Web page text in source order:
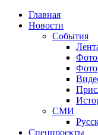
Главная
Новости
События
СМИ
Спецпроекты